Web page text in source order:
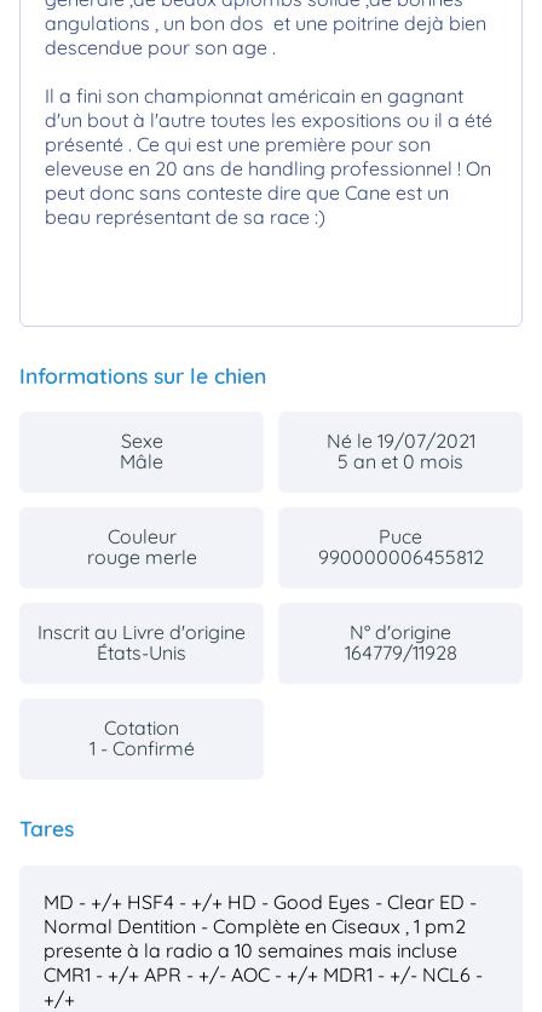
angulations , un bon dos et une poitrine dejà bien
descendue pour son age .
Il a fini son championnat américain en gagnant
d'un bout à l'autre toutes les expositions ou il a été
présenté . Ce qui est une première pour son
eleveuse en 20 ans de handling professionnel ! On
peut donc sans conteste dire que Cane est un
beau représentant de sa race :)
Informations sur le chien
Sexe
Mâle
Né le 19/07/2021
5 an et 0 mois
Couleur
rouge merle
Puce
990000006455812
Inscrit au Livre d'origine
États-Unis
N° d'origine
164779/11928
Cotation
1 - Confirmé
Tares
MD - +/+ HSF4 - +/+ HD - Good Eyes - Clear ED -
Normal Dentition - Complète en Ciseaux , 1 pm2
presente à la radio a 10 semaines mais incluse
CMR1 - +/+ APR - +/- AOC - +/+ MDR1 - +/- NCL6 -
+/+